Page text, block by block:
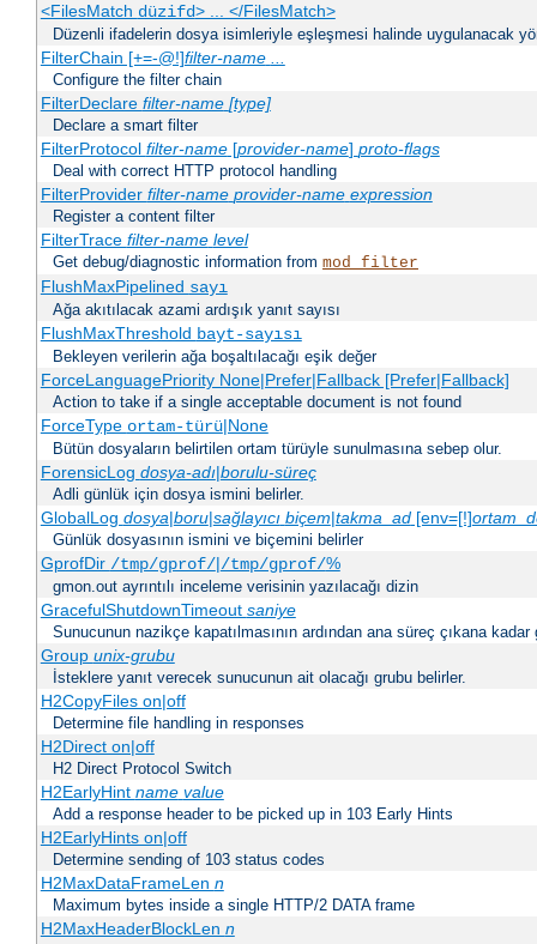
<FilesMatch düzifd> ... </FilesMatch>
Düzenli ifadelerin dosya isimleriyle eşleşmesi halinde uygulanacak
FilterChain [+=-@!]filter-name ...
Configure the filter chain
FilterDeclare filter-name [type]
Declare a smart filter
FilterProtocol filter-name[provider-name] proto-flags
Deal with correct HTTP protocol handling
FilterProvider filter-name provider-name expression
Register a content filter
FilterTrace filter-name level
Get debug/diagnostic information from mod_filter
FlushMaxPipelined sayı
Ağa akıtılacak azami ardışık yanıt sayısı
FlushMaxThreshold bayt-sayısı
Bekleyen verilerin ağa boşaltılacağı eşik değer
ForceLanguagePriority None|Prefer|Fallback [Prefer|Fallback]
Action to take if a single acceptable document is not found
ForceType ortam-türü|None
Bütün dosyaların belirtilen ortam türüyle sunulmasına sebep olur.
ForensicLog dosya-adı|borulu-süreç
Adli günlük için dosya ismini belirler.
GlobalLog dosya|boru|sağlayıcı biçem|takma_ad[env=[!]
Günlük dosyasının ismini ve biçemini belirler
GprofDir /tmp/gprof/|/tmp/gprof/%
gmon.out ayrıntılı inceleme verisinin yazılacağı dizin
GracefulShutdownTimeout saniye
Sunucunun nazikçe kapatılmasının ardından ana süreç çıkana
Group unix-grubu
İsteklere yanıt verecek sunucunun ait olacağı grubu belirler.
H2CopyFiles on|off
Determine file handling in responses
H2Direct on|off
H2 Direct Protocol Switch
H2EarlyHint name value
Add a response header to be picked up in 103 Early Hints
H2EarlyHints on|off
Determine sending of 103 status codes
H2MaxDataFrameLen n
Maximum bytes inside a single HTTP/2 DATA frame
H2MaxHeaderBlockLen n